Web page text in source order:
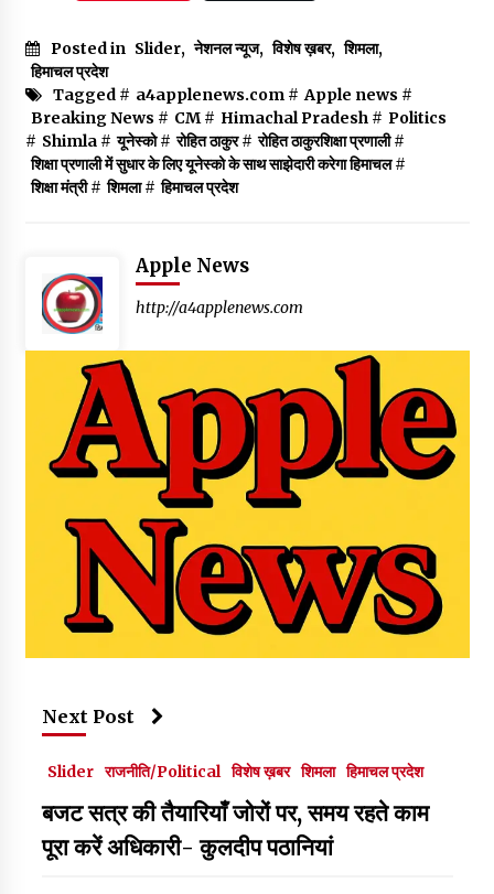
Posted in Slider, नेशनल न्यूज, विशेष ख़बर, शिमला,
हिमाचल प्रदेश
Tagged # a4applenews.com# Apple news #
Breaking News # CM# Himachal Pradesh# Politics
# Shimla# यूनेस्को# रोहित ठाकुर# रोहित ठाकुरशिक्षा प्रणाली#
शिक्षा प्रणाली में सुधार के लिए यूनेस्को के साथ साझेदारी करेगा हिमाचल#
शिक्षा मंत्री# शिमला# हिमाचल प्रदेश
Apple News
http://a4applenews.com
Next Post
Slider राजनीति/Political विशेष ख़बर शिमला हिमाचल प्रदेश
बजट सत्र की तैयारियाँ जोरों पर, समय रहते काम
पूरा करें अधिकारी- कुलदीप पठानियां